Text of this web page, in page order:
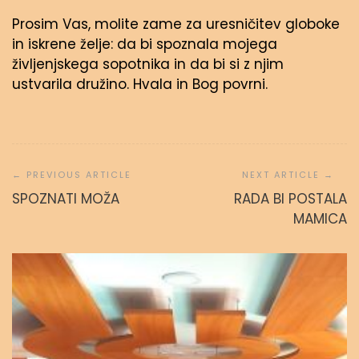
Prosim Vas, molite zame za uresničitev globoke
in iskrene želje: da bi spoznala mojega
življenjskega sopotnika in da bi si z njim
ustvarila družino. Hvala in Bog povrni.
prispevka
SPOZNATI MOŽA
RADA BI POSTALA
MAMICA